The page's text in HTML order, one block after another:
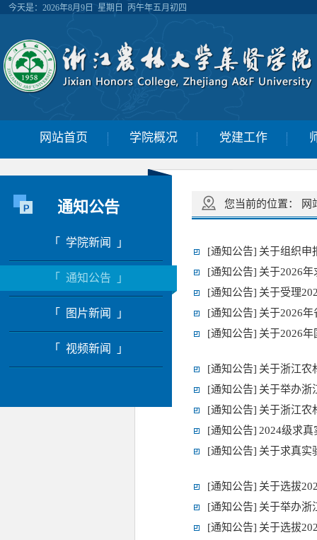
今天是： 2026年8月9日 星期日 丙午年五月初四
网站首页 学院概况 党建工作
通知公告
「 学院新闻 」
「 通知公告 」
「 图片新闻 」
「 视频新闻 」
您当前的位置： 网
[通知公告] 关于组织申
[通知公告] 关于2026
[通知公告] 关于受理
[通知公告] 关于2026
[通知公告] 关于2026
[通知公告] 关于浙江农
[通知公告] 关于举办浙
[通知公告] 关于浙江农
[通知公告] 2024级求
[通知公告] 关于求真实
[通知公告] 关于选拔
[通知公告] 关于举办浙
[通知公告] 关于选拔